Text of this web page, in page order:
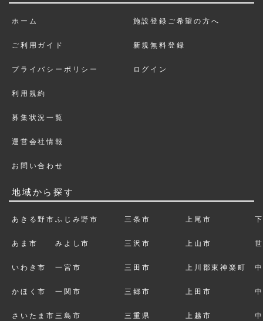
ホーム
ご利用ガイド
プライバシーポリシー
利用規約
募集状況一覧
運営会社情報
お問い合わせ
施設登録ご希望の方へ
新規無料登録
ログイン
地域から探す
あきる野市
あま市
いわき市
かほく市
さいたま市
ふじみ野市
みよし市
一宮市
一関市
三島市
三条市
三沢市
三田市
三郷市
三重県
上尾市
上山市
上川郡東神楽町
上田市
上越市